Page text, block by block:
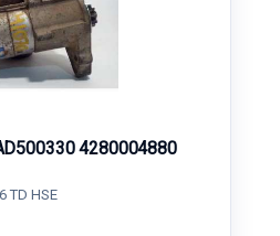
4280004880
TD HSE